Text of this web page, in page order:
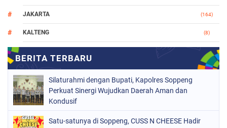
JAKARTA (164)
KALTENG (8)
(112)
NASIONAL (965)
ORGANISASI
PERISTIWA
POLITIK
Silaturahmi dengan Bupati, Kapolres Soppeng
Perkuat Sinergi Wujudkan Daerah Aman dan
Kondusif
Satu-satunya di Soppeng, CUSS N CHEESE Hadir